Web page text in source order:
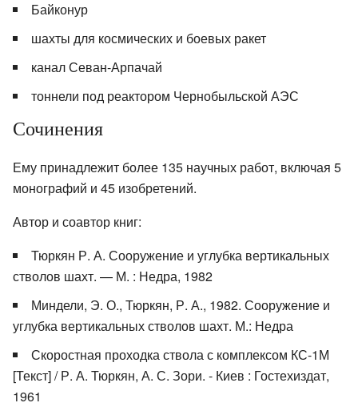
Байконур
шахты для космических и боевых ракет
канал Севан-Арпачай
тоннели под реактором Чернобыльской АЭС
Сочинения
Ему принадлежит более 135 научных работ, включая 5
монографий и 45 изобретений.
Автор и соавтор книг:
Тюркян Р. А. Сооружение и углубка вертикальных
стволов шахт. — М. : Недра, 1982
Миндели, Э. О., Тюркян, Р. А., 1982. Сооружение и
углубка вертикальных стволов шахт. М.: Недра
Скоростная проходка ствола с комплексом КС-1М
[Текст] / Р. А. Тюркян, А. С. Зори. - Киев : Гостехиздат,
1961